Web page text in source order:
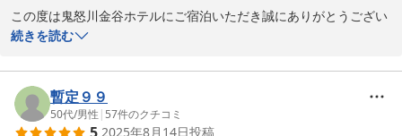
この度は鬼怒川金谷ホテルにご宿泊いただき誠にありがとうござい
ました。
と、スタッフ一同、大変嬉しく拝読いたしました。
お食事の内容に関しまして貴重なご意見をありがとうございます。
続きを読む
暫定９９
50代/男性 | 57件のクチコミ
2025年8月14日投稿